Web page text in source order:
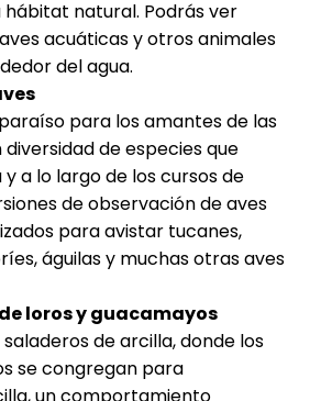
hábitat natural. Podrás ver
acuáticas y otros animales
del agua.
para los amantes de las
de especies que
a lo largo de los cursos de
de observación de aves
para avistar tucanes,
águilas y muchas otras aves
loros y guacamayos
de arcilla, donde los
se congregan para
un comportamiento